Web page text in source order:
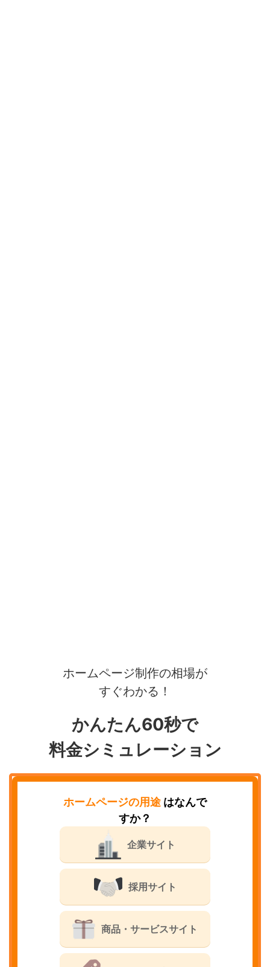
ホームページ制作の相場が
すぐわかる！
かんたん60秒で
料金シミュレーション
ホームページの用途 はなんで
すか？
企業サイト
採用サイト
商品・サービスサイト